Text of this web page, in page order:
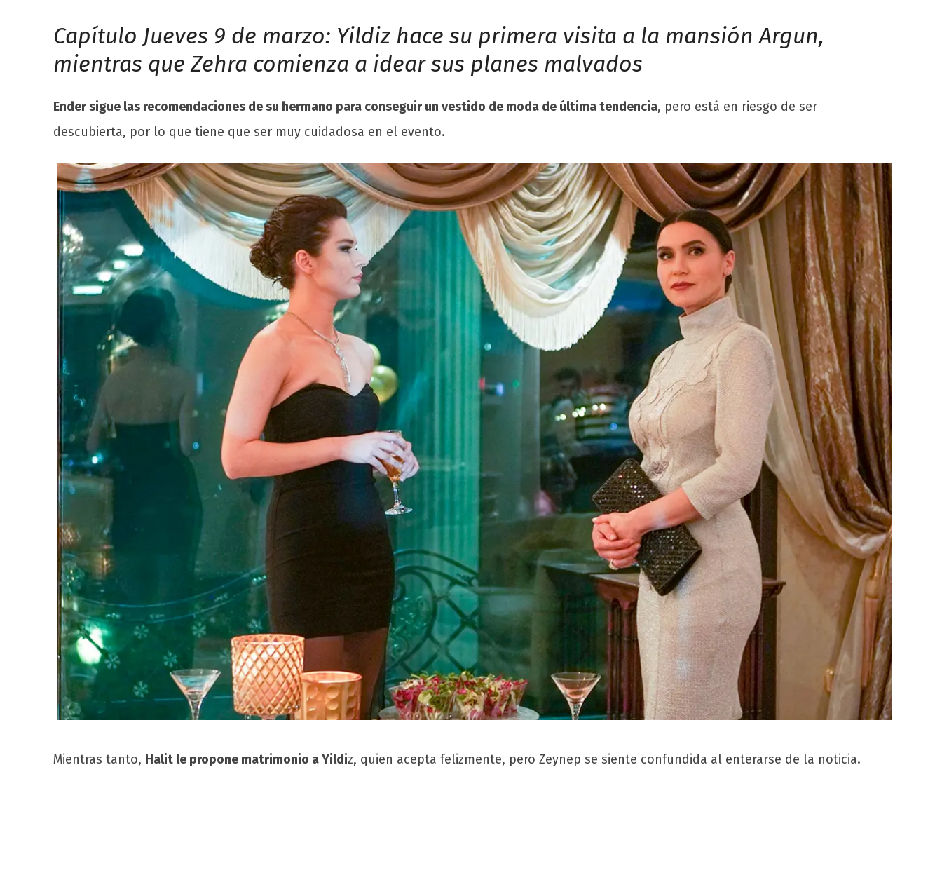
Capítulo Jueves 9 de marzo: Yildiz hace su primera visita a la mansión Argun,
mientras que Zehra comienza a idear sus planes malvados
Ender sigue las recomendaciones de su hermano para conseguir un vestido de moda de última tendencia, pero está en riesgo de ser
descubierta, por lo que tiene que ser muy cuidadosa en el evento.
Mientras tanto, Halit le propone matrimonio a Yildiz, quien acepta felizmente, pero Zeynep se siente confundida al enterarse de la noticia.